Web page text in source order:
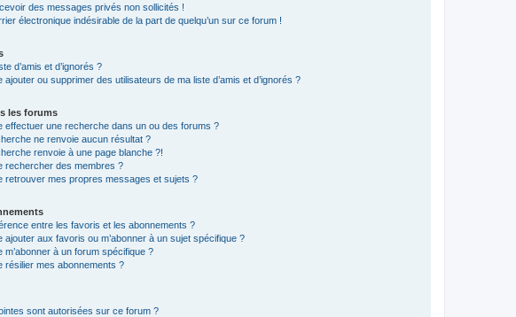
des messages privés non sollicités !
électronique indésirable de la part de quelqu’un sur ce forum !
d’amis et d’ignorés ?
ajouter ou supprimer des utilisateurs de ma liste d’amis et d’ignorés ?
les forums
effectuer une recherche dans un ou des forums ?
ne renvoie aucun résultat ?
renvoie à une page blanche ?!
rechercher des membres ?
retrouver mes propres messages et sujets ?
entre les favoris et les abonnements ?
ajouter aux favoris ou m’abonner à un sujet spécifique ?
m’abonner à un forum spécifique ?
résilier mes abonnements ?
sont autorisées sur ce forum ?